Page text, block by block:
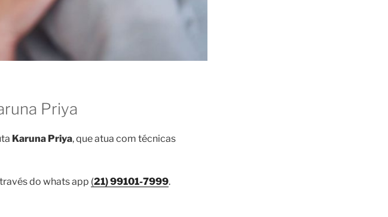
Priya
Karuna Priya, que atua com técnicas
do whats app (21) 99101-7999.